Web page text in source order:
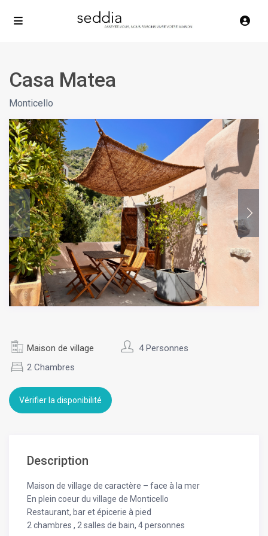
Casa Matea
Monticello
Maison de village
4 Personnes
2 Chambres
Vérifier la disponibilité
Description
Maison de village de caractère – face à la mer
En plein coeur du village de Monticello
Restaurant, bar et épicerie à pied
2 chambres , 2 salles de bain, 4 personnes